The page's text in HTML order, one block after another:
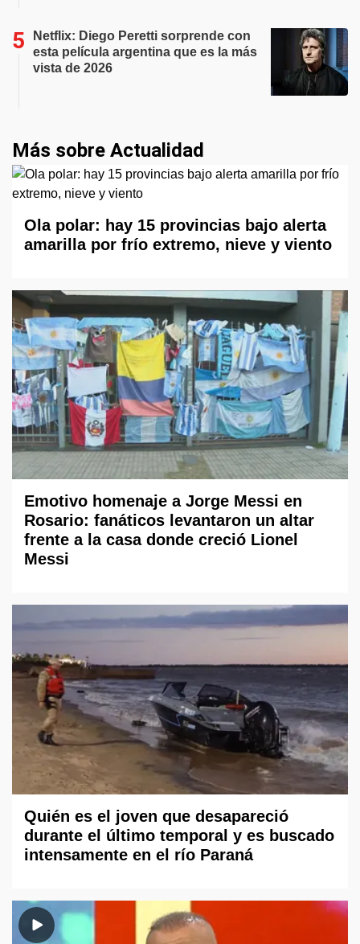
Netflix: Diego Peretti sorprende con
esta película argentina que es la más
vista de 2026
Más sobre Actualidad
Ola polar: hay 15 provincias bajo alerta
amarilla por frío extremo, nieve y viento
Emotivo homenaje a Jorge Messi en
Rosario: fanáticos levantaron un altar
frente a la casa donde creció Lionel
Messi
Quién es el joven que desapareció
durante el último temporal y es buscado
intensamente en el río Paraná